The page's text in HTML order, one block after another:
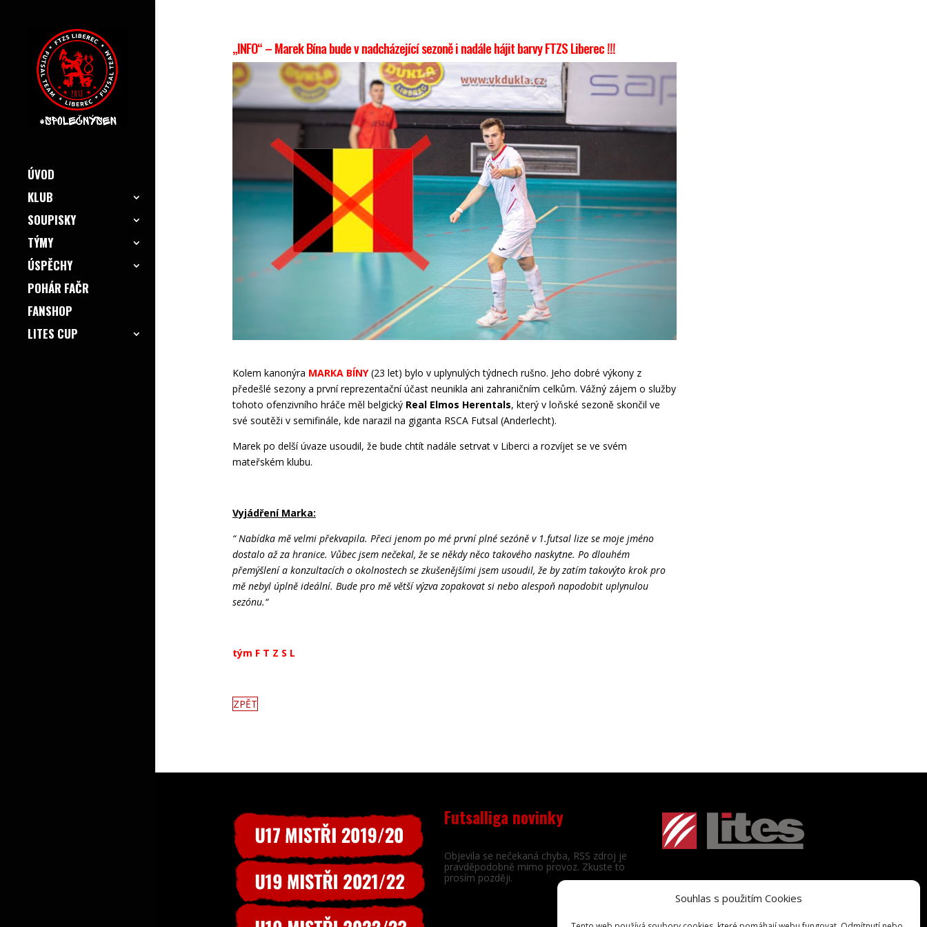
Souhlas s použitím Cookies
ÚVOD
KLUB
SOUPISKY
TÝMY
ÚSPĚCHY
POHÁR FAČR
FANSHOP
LITES CUP
„INFO“ – Marek Bína bude v nadcházející sezoně i nadále hájit barvy FTZS Liberec !!!
Kolem kanonýra MARKA BÍNY (23 let) bylo v uplynulých týdnech rušno. Jeho dobré výkony z
předešlé sezony a první reprezentační účast neunikla ani zahraničním celkům. Vážný zájem o služby
tohoto ofenzivního hráče měl belgický Real Elmos Herentals, který v loňské sezoně skončil ve
své soutěži v semifinále, kde narazil na giganta RSCA Futsal (Anderlecht).
Marek po delší úvaze usoudil, že bude chtít nadále setrvat v Liberci a rozvíjet se ve svém
mateřském klubu.
Vyjádření Marka:
“ Nabídka mě velmi překvapila. Přeci jenom po mé první plné sezóně v 1.futsal lize se moje jméno
dostalo až za hranice. Vůbec jsem nečekal, že se někdy něco takového naskytne. Po dlouhém
přemýšlení a konzultacích o okolnostech se zkušenějšími jsem usoudil, že by zatím takovýto krok pro
mě nebyl úplně ideální. Bude pro mě větší výzva zopakovat si nebo alespoň napodobit uplynulou
sezónu.“
tým F T Z S L
ZPĚT
Futsalliga novinky
Objevila se nečekaná chyba, RSS zdroj je
pravděpodobně mimo provoz. Zkuste to
prosím později.